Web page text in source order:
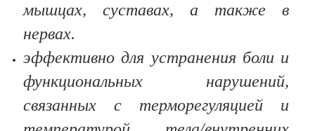
мышцах, суставах, а также в
нервах.
эффективно для устранения боли и
функциональных нарушений,
связанных с терморегуляцией и